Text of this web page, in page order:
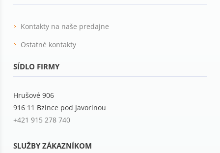
Kontakty na naše predajne
Ostatné kontakty
SÍDLO FIRMY
Hrušové 906
916 11 Bzince pod Javorinou
+421 915 278 740
SLUŽBY ZÁKAZNÍKOM